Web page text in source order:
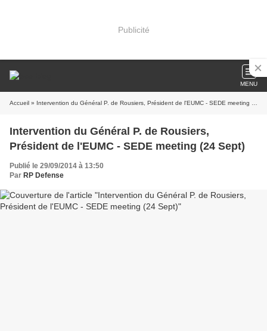
Publicité
MENU
Accueil » Intervention du Général P. de Rousiers, Président de l'EUMC - SEDE meeting (24 Sept)
Intervention du Général P. de Rousiers,
Président de l'EUMC - SEDE meeting (24 Sept)
Publié le 29/09/2014 à 13:50
Par RP Defense